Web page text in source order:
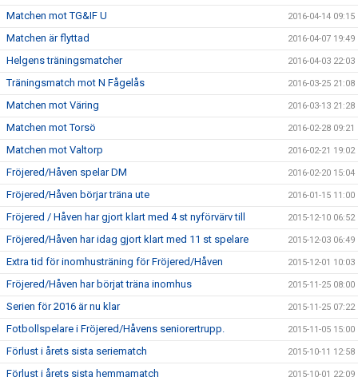
Matchen mot TG&IF U 2016-04-14 09:15
Matchen är flyttad 2016-04-07 19:49
Helgens träningsmatcher 2016-04-03 22:03
Träningsmatch mot N Fågelås 2016-03-25 21:08
Matchen mot Väring 2016-03-13 21:28
Matchen mot Torsö 2016-02-28 09:21
Matchen mot Valtorp 2016-02-21 19:02
Fröjered/Håven spelar DM 2016-02-20 15:04
Fröjered/Håven börjar träna ute 2016-01-15 11:00
Fröjered / Håven har gjort klart med 4 st nyförvärv till 2015-12-10 06:52
Fröjered/Håven har idag gjort klart med 11 st spelare 2015-12-03 06:49
Extra tid för inomhusträning för Fröjered/Håven 2015-12-01 10:03
Fröjered/Håven har börjat träna inomhus 2015-11-25 08:00
Serien för 2016 är nu klar 2015-11-25 07:22
Fotbollspelare i Fröjered/Håvens seniorertrupp. 2015-11-05 15:00
Förlust i årets sista seriematch 2015-10-11 12:58
Förlust i årets sista hemmamatch 2015-10-01 22:09